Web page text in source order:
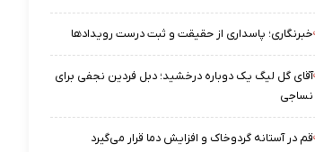
خبرنگاری؛ پاسداری از حقیقت و ثبت درست رویدادها
آقای گل لیگ یک دوباره درخشید؛ دبل فردین نجفی برای
نساجی
قم در آستانه گردوخاک و افزایش دما قرار می‌گیرد